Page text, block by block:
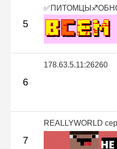
5
6
178.63.5.11:26260
7
REALLYWORLD